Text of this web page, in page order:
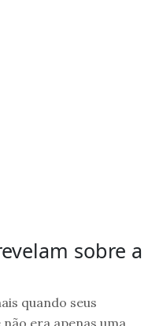
sobre a
quando seus
era apenas uma